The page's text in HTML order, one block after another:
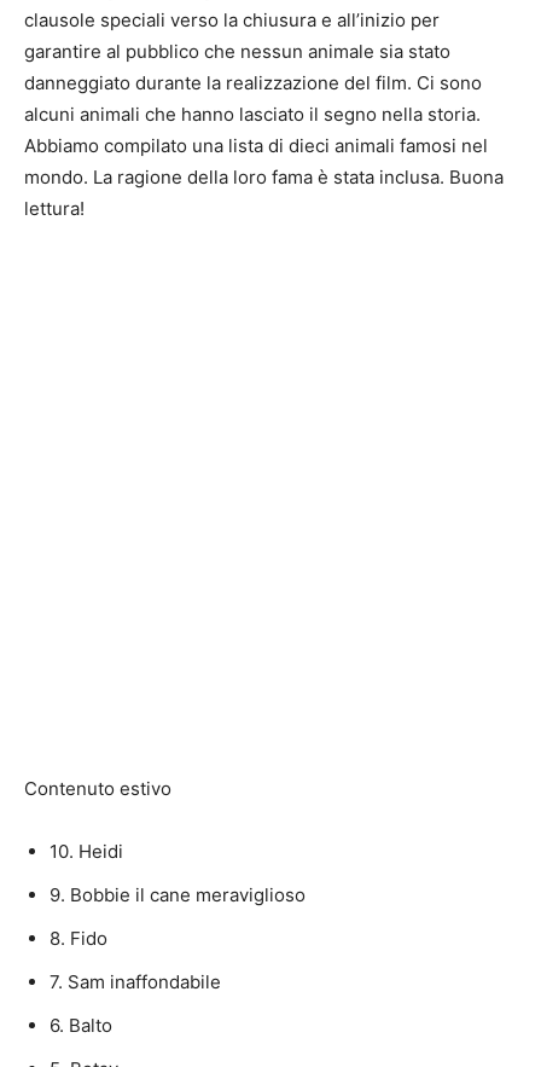
clausole speciali verso la chiusura e all’inizio per
garantire al pubblico che nessun animale sia stato
danneggiato durante la realizzazione del film. Ci sono
alcuni animali che hanno lasciato il segno nella storia.
Abbiamo compilato una lista di dieci animali famosi nel
mondo. La ragione della loro fama è stata inclusa. Buona
lettura!
Contenuto estivo
10. Heidi
9. Bobbie il cane meraviglioso
8. Fido
7. Sam inaffondabile
6. Balto